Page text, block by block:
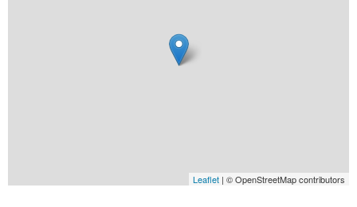
Leaflet | © OpenStreetMap contributors